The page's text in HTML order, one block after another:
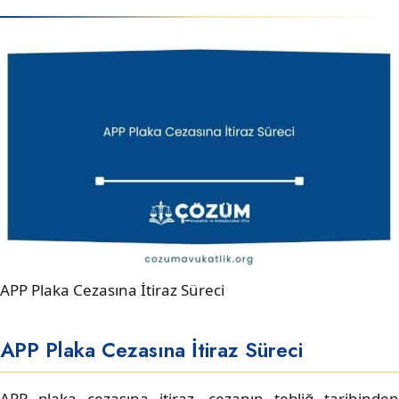
APP Plaka Cezasına İtiraz Süreci
APP Plaka Cezasına İtiraz Süreci